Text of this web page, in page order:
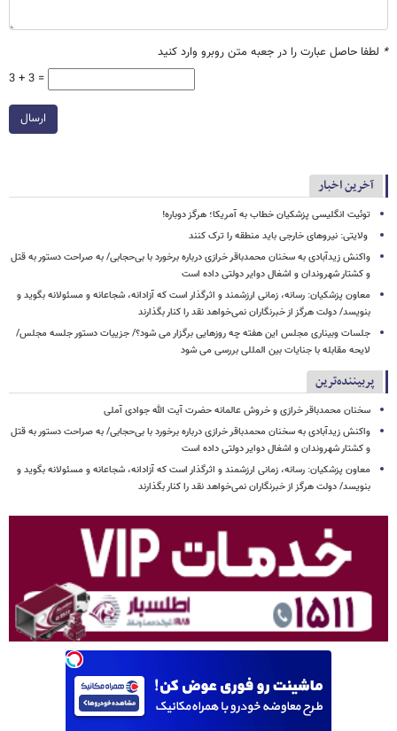
* لطفا حاصل عبارت را در جعبه متن روبرو وارد کنید
3 + 3 =
ارسال
آخرین اخبار
توئیت انگلیسی پزشکیان خطاب به آمریکا؛ هرگز دوباره!
ولایتی: نیروهای خارجی باید منطقه را ترک کنند
واکنش زیدآبادی به سخنان محمدباقر خرازی درباره برخورد با بی‌حجابی/ به صراحت دستور به قتل
و کشتار شهروندان و اشغال دوایر دولتی داده است
معاون پزشکیان: رسانه، زمانی ارزشمند و اثرگذار است که آزادانه، شجاعانه و مسئولانه بگوید و
بنویسد/ دولت هرگز از خبرنگاران نمی‌خواهد نقد را کنار بگذارند
جلسات وبیناری مجلس این هفته چه روزهایی برگزار می شود؟/ جزییات دستور جلسه مجلس/
لایحه مقابله با جنایات بین المللی بررسی می شود
پربیننده‌ترین
سخنان محمدباقر خرازی و خروش عالمانه حضرت آیت الله جوادی آملی
واکنش زیدآبادی به سخنان محمدباقر خرازی درباره برخورد با بی‌حجابی/ به صراحت دستور به قتل
و کشتار شهروندان و اشغال دوایر دولتی داده است
معاون پزشکیان: رسانه، زمانی ارزشمند و اثرگذار است که آزادانه، شجاعانه و مسئولانه بگوید و
بنویسد/ دولت هرگز از خبرنگاران نمی‌خواهد نقد را کنار بگذارند